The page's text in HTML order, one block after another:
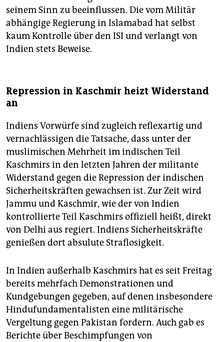
seinem Sinn zu beeinflussen. Die vom Militär
abhängige Regierung in Islamabad hat selbst
kaum Kontrolle über den ISI und verlangt von
Indien stets Beweise.
Repression in Kaschmir heizt Widerstand
an
Indiens Vorwürfe sind zugleich reflexartig und
vernachlässigen die Tatsache, dass unter der
muslimischen Mehrheit im indischen Teil
Kaschmirs in den letzten Jahren der militante
Widerstand gegen die Repression der indischen
Sicherheitskräften gewachsen ist. Zur Zeit wird
Jammu und Kaschmir, wie der von Indien
kontrollierte Teil Kaschmirs offiziell heißt, direkt
von Delhi aus regiert. Indiens Sicherheitskräfte
genießen dort absulute Straflosigkeit.
In Indien außerhalb Kaschmirs hat es seit Freitag
bereits mehrfach Demonstrationen und
Kundgebungen gegeben, auf denen insbesondere
Hindufundamentalisten eine militärische
Vergeltung gegen Pakistan fordern. Auch gab es
Berichte über Beschimpfungen von